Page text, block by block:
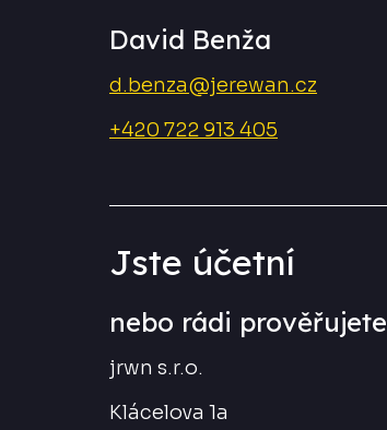
David Benža
d.benza@jerewan.cz
+420 722 913 405
Jste účetní
nebo rádi prověřujete
jrwn s.r.o.
Klácelova 1a